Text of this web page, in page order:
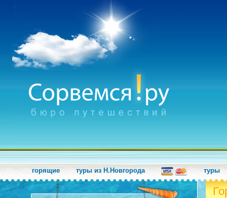
горящие туры из Н.Новгорода туры